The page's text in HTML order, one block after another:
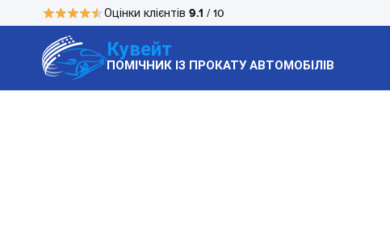
Оцінки клієнтів 9.1 / 10
Кувейт
ПОМІЧНИК ІЗ ПРОКАТУ АВТОМОБІЛІВ